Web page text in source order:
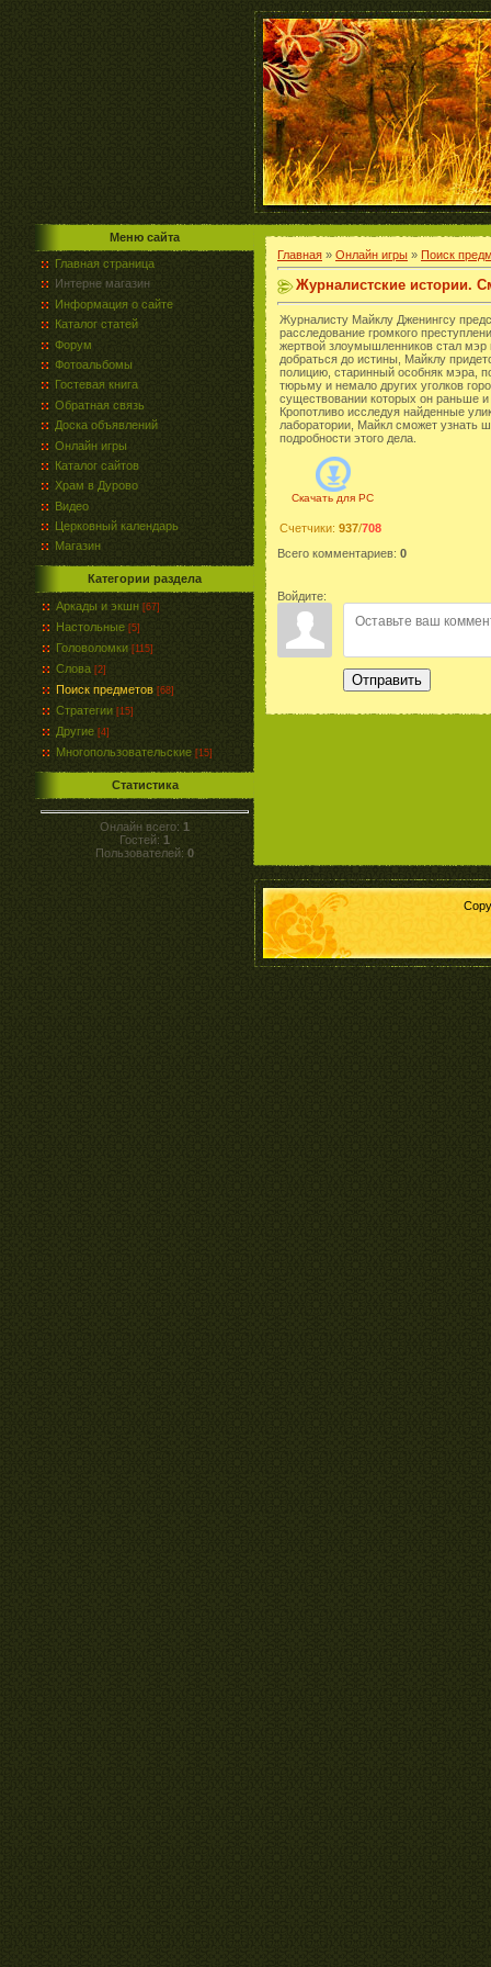
Меню сайта
Главная страница
Интерне магазин
Информация о сайте
Каталог статей
Форум
Фотоальбомы
Гостевая книга
Обратная связь
Доска объявлений
Онлайн игры
Каталог сайтов
Храм в Дурово
Видео
Церковный календарь
Магазин
Категории раздела
Аркады и экшн [67]
Настольные [5]
Головоломки [115]
Слова [2]
Поиск предметов [68]
Стратегии [15]
Другие [4]
Многопользовательские [15]
Статистика
Онлайн всего: 1
Гостей: 1
Пользователей: 0
Главная » Онлайн игры » Поиск
Журналистские истории.
Журналисту Майклу Дженингсу
расследование громкого
жертвой злоумышленников стал мэр
добраться до истины, Майклу
полицию, старинный особняк мэра,
тюрьму и немало других уголков
существовании которых он раньше и
Кропотливо исследуя найденные
лаборатории, Майкл сможет узнать
подробности этого дела.
Скачать для PC
Счетчики: 937/708
Всего комментариев: 0
Войдите:
Отправить